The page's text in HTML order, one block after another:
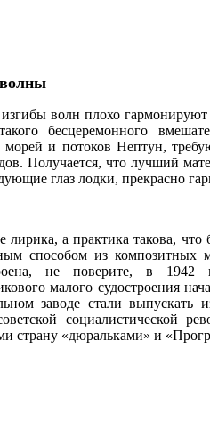
волн плохо гармонируют
бесцеремонного
морей и потоков Нептун,
Получается, что лучший
глаз лодки, прекрасно
а практика такова, что
способом из композитных
не поверите, в 1942
малого судостроения
заводе стали
социалистической
страну «дюральками» и